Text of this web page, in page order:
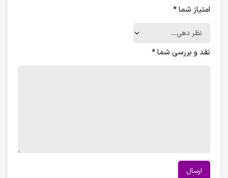
امتیاز شما*
نقد و بررسی شما*